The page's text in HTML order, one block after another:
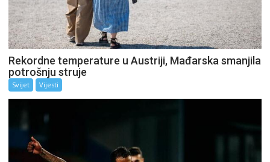
Rekordne temperature u Austriji, Mađarska smanjila
potrošnju struje
Svijet Vijesti